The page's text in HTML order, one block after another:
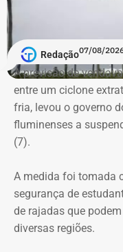
Com informações do
Redação07/08/
A previsão de
entre um ciclone
fria, levou o governo
fluminenses a
(7).
A medida foi tomada
segurança de
de rajadas que
diversas regiões.